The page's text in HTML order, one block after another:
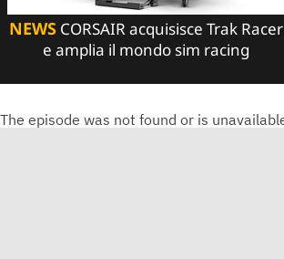
NEWSCORSAIR acquisisce Trak Racer
e amplia il mondo sim racing